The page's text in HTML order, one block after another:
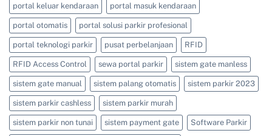
portal keluar kendaraan portal masuk kendaraan
portal otomatis portal solusi parkir profesional
portal teknologi parkir pusat perbelanjaan RFID
RFID Access Control sewa portal parkir sistem gate manless
sistem gate manual sistem palang otomatis sistem parkir 2023
sistem parkir cashless sistem parkir murah
sistem parkir non tunai sistem payment gate Software Parkir